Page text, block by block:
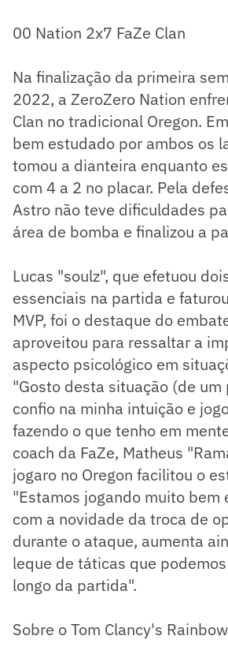
00 Nation 2x7 FaZe Clan
Na finalização da primeira
2022, a ZeroZero Nation
Clan no tradicional Oregon.
bem estudado por ambos os
tomou a dianteira enquanto
com 4 a 2 no placar. Pela
Astro não teve dificuldades
área de bomba e finalizou a
Lucas "soulz", que efetuou
essenciais na partida e
MVP, foi o destaque do
aproveitou para ressaltar a
aspecto psicológico em
"Gosto desta situação (de
confio na minha intuição e
fazendo o que tenho em
coach da FaZe, Matheus
jogaro no Oregon facilitou o
"Estamos jogando muito bem
com a novidade da troca de
durante o ataque, aumenta
leque de táticas que
longo da partida".
Sobre o Tom Clancy's